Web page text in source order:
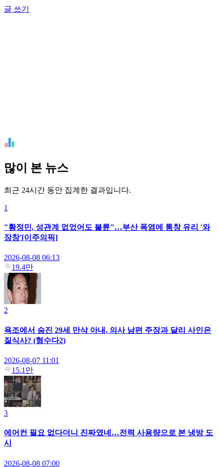
글 쓰기
많이 본 뉴스
최근 24시간 동안 집계한 결과입니다.
1
"황정민, 성관계 없었어도 불륜"…부산 폭염에 통창 유리 '와
장창'[이주의픽]
2026-08-08 06:13
19.4만
2
욕조에서 숨진 29세 만삭 아내, 의사 남편 주장과 달리 사인은
질식사? (형수다2)
2026-08-07 11:01
15.1만
3
에어컨 필요 없다더니 진짜였네…전력 사용량으로 본 냉방 도
시
2026-08-08 07:00